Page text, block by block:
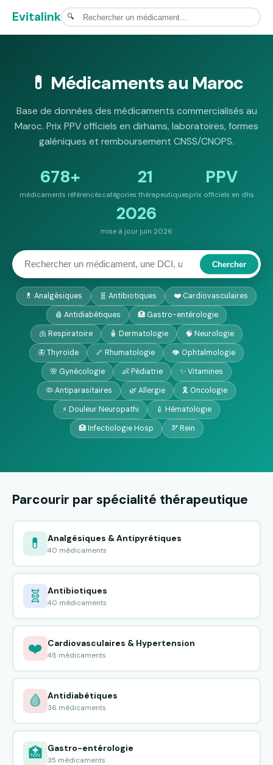
Evitalink
💊 Médicaments au Maroc
Base de données des médicaments commercialisés au
Maroc. Prix PPV officiels en dirhams, laboratoires, formes
galéniques et remboursement CNSS/CNOPS.
678+
médicaments référencés
21
catégories thérapeutiques
PPV
prix officiels en dhs
2026
mise à jour juin 2026
Chercher
💊 Analgésiques 🧬 Antibiotiques
❤️ Cardiovasculaires
🩸 Antidiabétiques
🏥 Gastro-entérologie
🫁 Respiratoire
🧴 Dermatologie
🧠 Neurologie
🦋 Thyroïde
🦴 Rhumatologie
👁️ Ophtalmologie
🌸 Gynécologie
👶 Pédiatrie
✨ Vitamines
🦠 Antiparasitaires
🌿 Allergie
🎗️ Oncologie
⚡ Douleur Neuropathi
💉 Hématologie
🏥 Infectiologie Hosp
🫘 Rein
Parcourir par spécialité thérapeutique
💊 Analgésiques & Antipyrétiques
40 médicaments
🧬 Antibiotiques
40 médicaments
❤️ Cardiovasculaires & Hypertension
48 médicaments
🩸 Antidiabétiques
36 médicaments
🏥 Gastro-entérologie
35 médicaments